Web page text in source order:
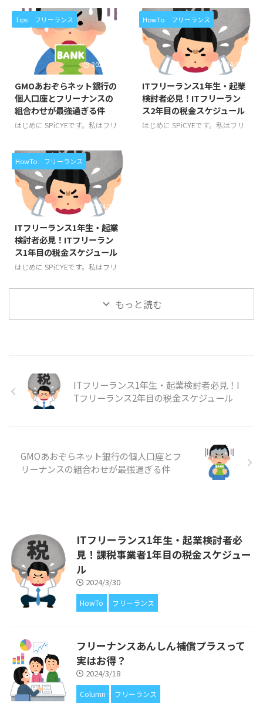
ニアとして生計を立てています。
このブログは、私が個人事業主と
して活動する中で経験したことか
ら得た知識を、ITフリーランス
や、ITエンジニアの皆さまにフィ
ードバックをしたいと考えてはじ
めました。 ブログの運営費があ
るので広告を載せていますが、ア
フィリエイトによる収入が得られ
ないことについても、きちんと解
説していきます。 以前の記事
1年目・2年目の税金スケジュール
について解説するとともに、「開
業1年目はとにか ...
このブログは、私が個人事業主と
して活動する中で経験したことか
ら得た知識を、ITフリーランス
や、ITエンジニアの皆さまにフィ
ードバックをしたいと考えてはじ
めました。 ブログの運営費があ
るので広告を載せていますが、ア
フィリエイトによる収入が得られ
ないことについても、もちろん解
説をしています。 前回は、ITフリ
ーランスだったら絶対に加入すべ
Tips フリーランス
2024/3/17
GMOあおぞらネット銀行の
個人口座とフリーナンスの
組合わせが最強過ぎる件
はじめに SPiCYEです。私はフリ
ニアとして生計を立てています。
このブログは、私が個人事業主と
して活動する中で経験したことか
ら得た知識を、ITフリーランス
や、ITエンジニアの皆さまにフィ
ードバックをしたいと考えてはじ
めました。 ブログの運営費があ
るので広告を載せていますが、ア
フィリエイトによる収入が得られ
ないことについても、もちろん解
説をしています。 前回は、ITフリ
きと考えております、「フリーラ
ンス協会」についてご紹介しまし
HowTo フリーランス
2024/3/30
ITフリーランス1年生・起業
検討者必見！ITフリーラン
ス2年目の税金スケジュール
はじめに SPiCYEです。私はフリ
税金スケジュールについて解説す
るとともに、「開業1年目はとに
HowTo フリーランス
2024/3/16
ITフリーランス1年生・起業
検討者必見！ITフリーラン
ス1年目の税金スケジュール
はじめに SPiCYEです。私はフリ
ニアとして生計を立てています。
このブログは、私が個人事業主と
るので広告を載せていますが、ア
フィリエイトによる収入が得られ
ないことについても、もちろん解
説をしています。 住民税を手数
もっと読む
ITフリーランス1年生・起業検討者必見！I
Tフリーランス2年目の税金スケジュール
GMOあおぞらネット銀行の個人口座とフ
リーナンスの組合わせが最強過ぎる件
ITフリーランス1年生・起業検討者必
見！課税事業者1年目の税金スケジュー
ル
2024/3/30
HowTo フリーランス
フリーナンスあんしん補償プラスって
実はお得？
2024/3/18
Column フリーランス